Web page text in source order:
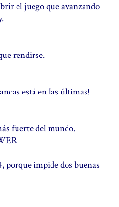
el juego que avanzando
rendirse.
está en las últimas!
fuerte del mundo.
porque impide dos buenas